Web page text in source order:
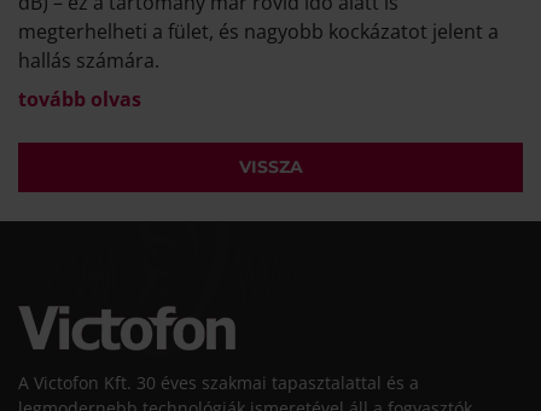
megterhelheti a fület, és nagyobb kockázatot jelent a
hallás számára.
tovább olvas
VISSZA
A Victofon Kft. 30 éves szakmai tapasztalattal és a